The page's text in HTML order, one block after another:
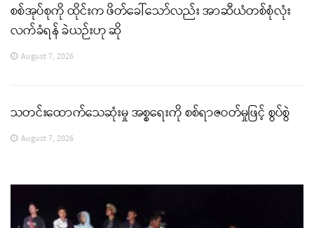
စစ်အုပ်စုကို ထိုင်းက ဖိတ်ခေါ်သော်လည်း အာဆီယံတစ်စုံလုံး
လက်ခံရန် ခဲယဉ်းဟု ဆို
August 7, 2026
သတင်းထောက်သေဆုံးမှု အစ္စရေးကို စစ်ရာဇဝတ်မှုဖြင့် စွပ်စွဲ
August 7, 2026